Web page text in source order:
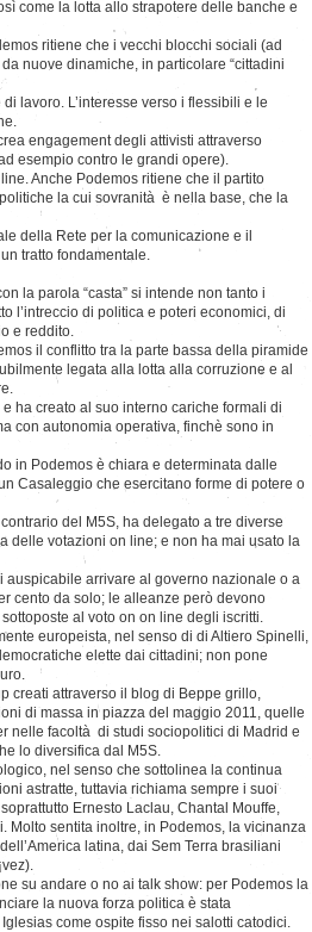
come la lotta allo strapotere delle banche e
ritiene che i vecchi blocchi sociali (ad
nuove dinamiche, in particolare “cittadini
lavoro. L’interesse verso i flessibili e le
engagement degli attivisti attraverso
esempio contro le grandi opere).
Anche Podemos ritiene che il partito
la cui sovranità è nella base, che la
della Rete per la comunicazione e il
tratto fondamentale.
la parola “casta” si intende non tanto i
l’intreccio di politica e poteri economici, di
e reddito.
il conflitto tra la parte bassa della piramide
legata alla lotta alla corruzione e al
ha creato al suo interno cariche formali di
con autonomia operativa, finchè sono in
in Podemos è chiara e determinata dalle
Casaleggio che esercitano forme di potere o
del M5S, ha delegato a tre diverse
delle votazioni on line; e non ha mai usato la
arrivare al governo nazionale o a
cento da solo; le alleanze però devono
al voto on on line degli iscritti.
europeista, nel senso di di Altiero Spinelli,
elette dai cittadini; non pone
creati attraverso il blog di Beppe grillo,
di massa in piazza del maggio 2011, quelle
nelle facoltà di studi sociopolitici di Madrid e
lo diversifica dal M5S.
nel senso che sottolinea la continua
astratte, tuttavia richiama sempre i suoi
Ernesto Laclau, Chantal Mouffe,
Molto sentita inoltre, in Podemos, la vicinanza
latina, dai Sem Terra brasiliani
su andare o no ai talk show: per Podemos la
la nuova forza politica è stata
come ospite fisso nei salotti catodici.